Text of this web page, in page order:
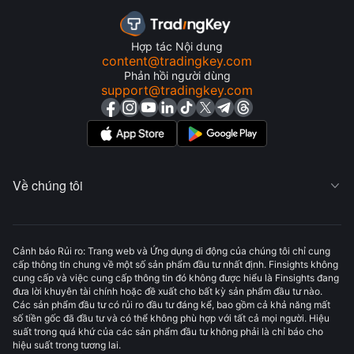
Hợp tác Nội dung
content@tradingkey.com
Phản hồi người dùng
support@tradingkey.com
Về chúng tôi 
Cảnh báo Rủi ro: Trang web và Ứng dụng di động của chúng tôi chỉ cung
cấp thông tin chung về một số sản phẩm đầu tư nhất định. Finsights không
cung cấp và việc cung cấp thông tin đó không được hiểu là Finsights đang
đưa lời khuyên tài chính hoặc đề xuất cho bất kỳ sản phẩm đầu tư nào.
Các sản phẩm đầu tư có rủi ro đầu tư đáng kể, bao gồm cả khả năng mất
số tiền gốc đã đầu tư và có thể không phù hợp với tất cả mọi người. Hiệu
suất trong quá khứ của các sản phẩm đầu tư không phải là chỉ báo cho
hiệu suất trong tương lai.